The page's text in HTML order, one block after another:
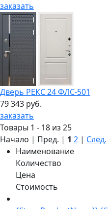
заказать
Дверь РЕКС 24 ФЛС-501
79 343 руб.
заказать
Товары 1 - 18 из 25
Начало | Пред. | 1 2 | След.
Наименование
Количество
Цена
Стоимость